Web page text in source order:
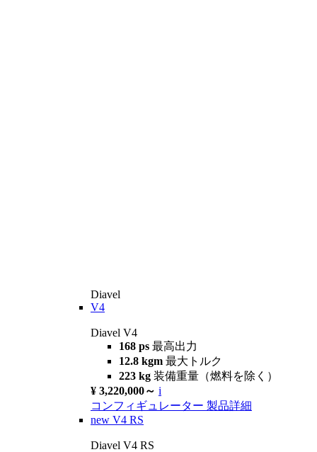
Diavel
V4
Diavel V4
168 ps 最高出力
12.8 kgm 最大トルク
223 kg 装備重量（燃料を除く）
¥ 3,220,000～ i
コンフィギュレーター 製品詳細
new V4 RS
Diavel V4 RS